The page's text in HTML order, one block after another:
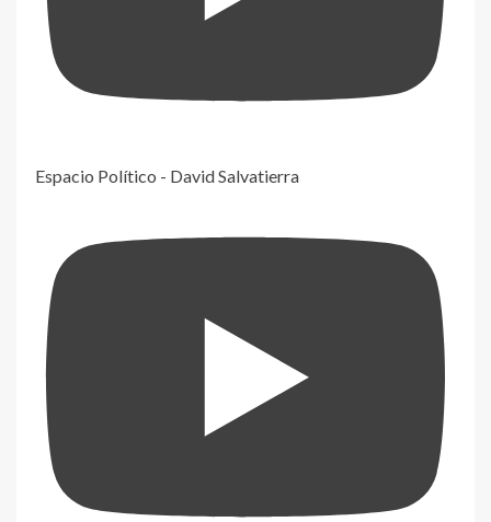
Espacio Político - David Salvatierra